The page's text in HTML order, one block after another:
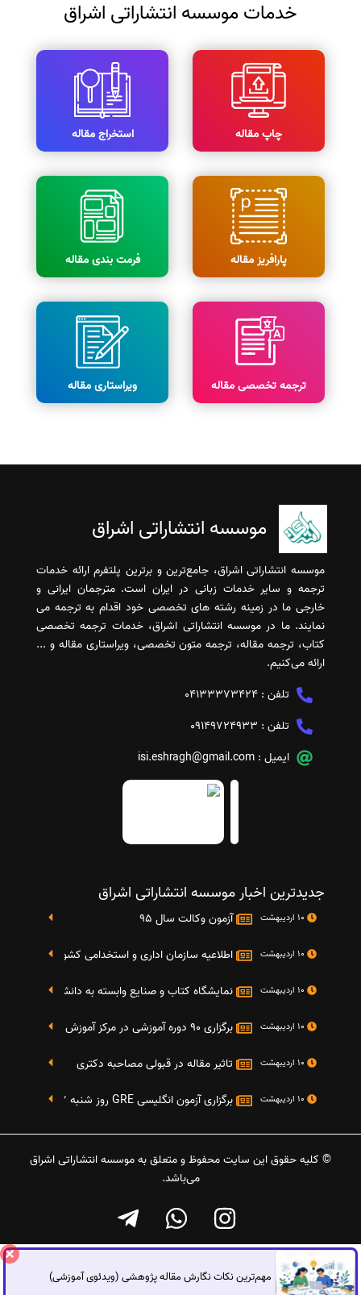
خدمات موسسه انتشاراتی اشراق
چاپ مقاله استخراج مقاله
پارافریز مقاله فرمت بندی مقاله
ترجمه تخصصی مقاله ویراستاری مقاله
موسسه انتشاراتی اشراق
موسسه انتشاراتی اشراق، جامع‌ترین و برترین پلتفرم ارائه خدمات
ترجمه و سایر خدمات زبانی در ایران است. مترجمان ایرانی و
خارجی ما در زمینه رشته های تخصصی خود اقدام به ترجمه می
نمایند. ما در موسسه انتشاراتی اشراق، خدمات ترجمه تخصصی
کتاب، ترجمه مقاله، ترجمه متون تخصصی، ویراستاری مقاله و ...
ارائه می‌کنیم.
تلفن : 04133373424
تلفن : 09149724933
ایمیل : isi.eshragh@gmail.com
جدیدترین اخبار موسسه انتشاراتی اشراق
آزمون وکالت سال 95
اطلاعیه سازمان اداری و استخدامی کشور در خصوص
نمایشگاه کتاب و صنایع وابسته به دانشگاه صنعتی شریف 4 الی 8 مهر
برگزاری 90 دوره آموزشی در مرکز آموزش فرهنگی دانشگاه علامه
تاثیر مقاله در قبولی مصاحبه دکتری
برگزاری آزمون انگلیسی GRE روز شنبه 27 شهریور(مقارن با 17 سپتامبر 2016)
© کلیه حقوق این سایت محفوظ و متعلق به موسسه انتشاراتی اشراق
می‌باشد.
مهم‌ترین نکات نگارش مقاله پژوهشی (ویدئوی آموزشی)
گفتگوی آنلاین